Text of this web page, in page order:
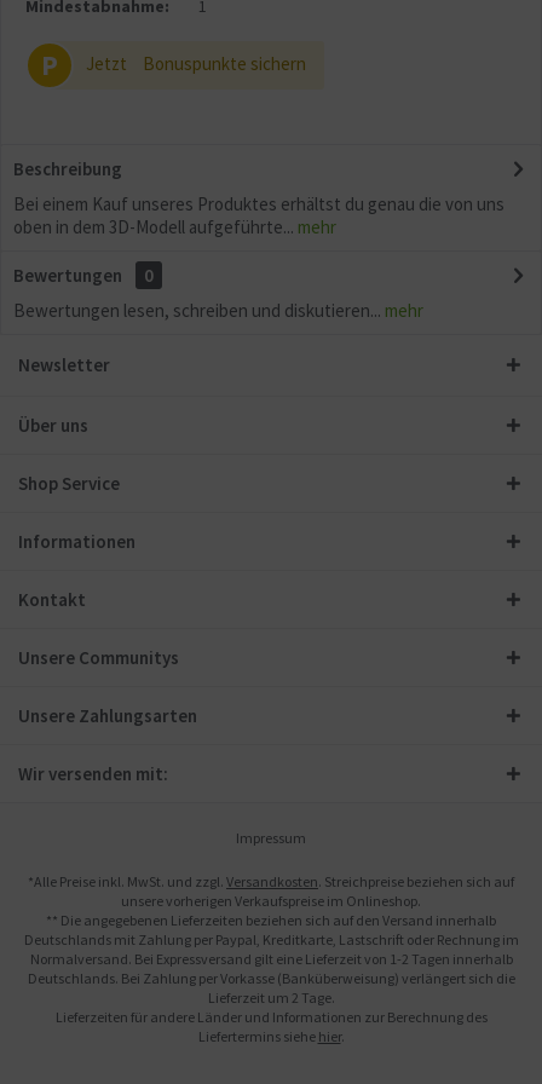
Mindestabnahme:
1
P Jetzt Bonuspunkte sichern
Beschreibung
Bei einem Kauf unseres Produktes erhältst du genau die von uns
oben in dem 3D-Modell aufgeführte... mehr
Bewertungen
0
Bewertungen lesen, schreiben und diskutieren... mehr
Newsletter
Über uns
Shop Service
Informationen
Kontakt
Unsere Communitys
Unsere Zahlungsarten
Wir versenden mit:
Impressum
*Alle Preise inkl. MwSt. und zzgl. Versandkosten. Streichpreise beziehen sich auf
unsere vorherigen Verkaufspreise im Onlineshop.
** Die angegebenen Lieferzeiten beziehen sich auf den Versand innerhalb
Deutschlands mit Zahlung per Paypal, Kreditkarte, Lastschrift oder Rechnung im
Normalversand. Bei Expressversand gilt eine Lieferzeit von 1-2 Tagen innerhalb
Deutschlands. Bei Zahlung per Vorkasse (Banküberweisung) verlängert sich die
Lieferzeit um 2 Tage.
Lieferzeiten für andere Länder und Informationen zur Berechnung des
Liefertermins siehe hier.